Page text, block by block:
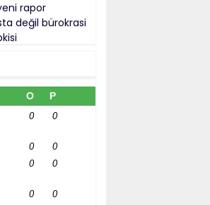
rapor
değil bürokrasi
O P
0 0
0
0
0 0
0
0